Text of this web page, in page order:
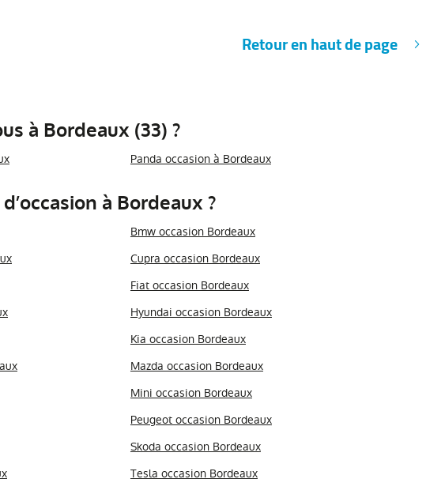
Retour en haut de page
à Bordeaux (33) ?
Panda occasion à Bordeaux
à Bordeaux ?
Bmw occasion Bordeaux
Cupra occasion Bordeaux
Fiat occasion Bordeaux
Hyundai occasion Bordeaux
Kia occasion Bordeaux
Mazda occasion Bordeaux
Mini occasion Bordeaux
Peugeot occasion Bordeaux
Skoda occasion Bordeaux
Tesla occasion Bordeaux